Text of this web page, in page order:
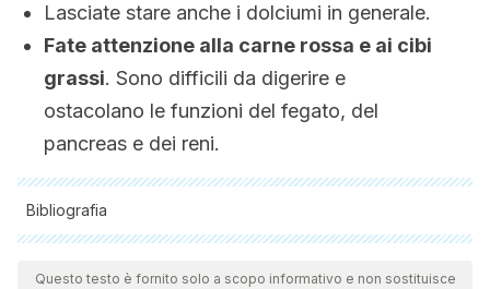
Lasciate stare anche i dolciumi in generale.
Fate attenzione alla carne rossa e ai cibi
grassi. Sono difficili da digerire e
ostacolano le funzioni del fegato, del
pancreas e dei reni.
Bibliografia
Tutte le fonti citate sono state esaminate a fondo dal nostro
team per garantirne la qualità, l'affidabilità, l'attualità e la
Questo testo è fornito solo a scopo informativo e non sostituisce